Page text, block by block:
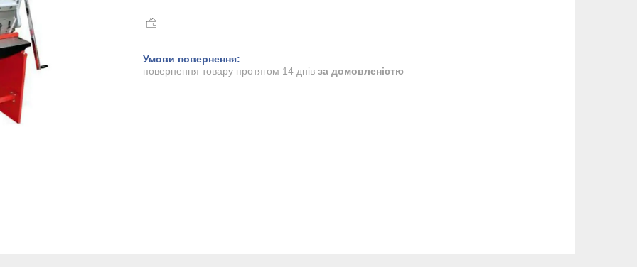
повернення товару протягом 14 днів за домовленістю